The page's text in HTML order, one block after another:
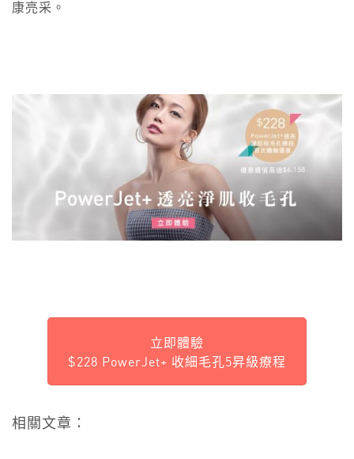
康亮采。
立即體驗
$228 PowerJet+ 收細毛孔5昇級療程
相關文章：